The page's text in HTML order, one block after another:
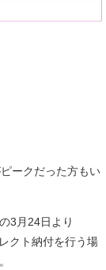
ークだった方もい
3月24日より
クト納付を行う場